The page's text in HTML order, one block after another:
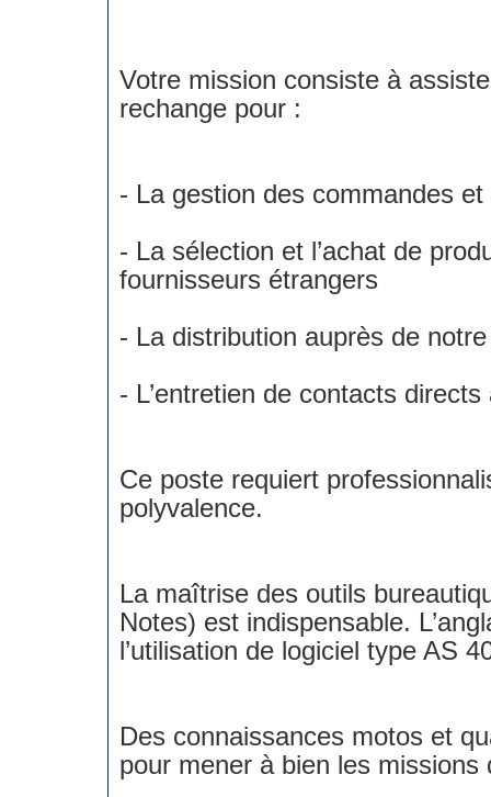
Votre mission consiste à
rechange pour :
- La gestion des commandes
- La sélection et l’achat de
fournisseurs étrangers
- La distribution auprès de
- L’entretien de contacts
Ce poste requiert
polyvalence.
La maîtrise des outils
Notes) est indispensable.
l’utilisation de logiciel type AS
Des connaissances motos et
pour mener à bien les missions